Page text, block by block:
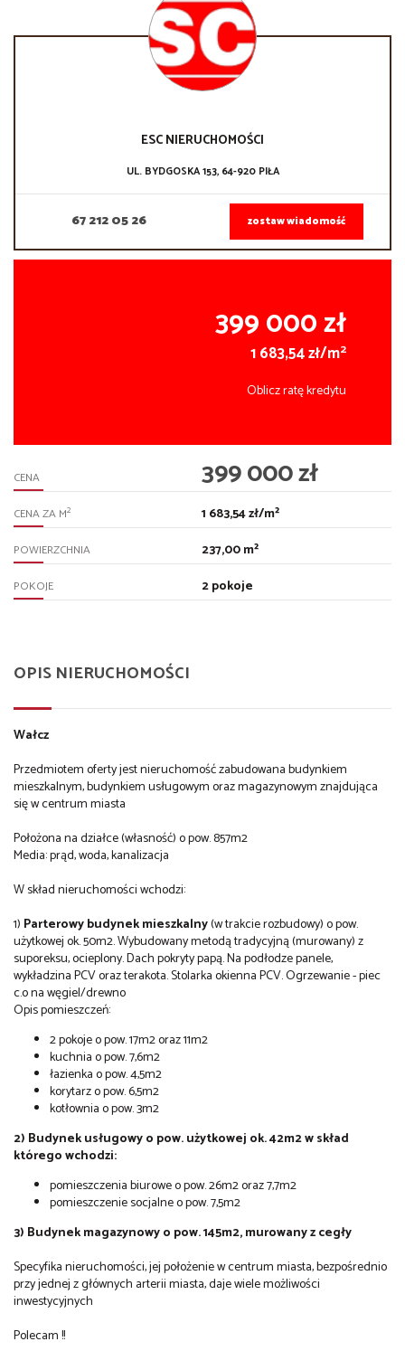
ESC NIERUCHOMOŚCI
UL. BYDGOSKA 153, 64-920 PIŁA
67 212 05 26 zostaw wiadomość
399 000 zł
1 683,54 zł/m2
Oblicz ratę kredytu
CENA 399 000 zł
CENA ZA M2 1 683,54 zł/m²
POWIERZCHNIA 237,00 m²
POKOJE 2 pokoje
OPIS NIERUCHOMOŚCI
Wałcz
Przedmiotem oferty jest nieruchomość zabudowana budynkiem
mieszkalnym, budynkiem usługowym oraz magazynowym znajdująca
się w centrum miasta
Położona na działce (własność) o pow. 857m2
Media: prąd, woda, kanalizacja
W skład nieruchomości wchodzi:
1) Parterowy budynek mieszkalny(w trakcie rozbudowy) o pow.
użytkowej ok. 50m2. Wybudowany metodą tradycyjną (murowany) z
suporeksu, ocieplony. Dach pokryty papą. Na podłodze panele,
wykładzina PCV oraz terakota. Stolarka okienna PCV. Ogrzewanie - piec
c.o na węgiel/drewno
Opis pomieszczeń:
2 pokoje o pow. 17m2 oraz 11m2
kuchnia o pow. 7,6m2
łazienka o pow. 4,5m2
korytarz o pow. 6,5m2
kotłownia o pow. 3m2
2) Budynek usługowy o pow. użytkowej ok. 42m2 w skład
którego wchodzi:
pomieszczenia biurowe o pow. 26m2 oraz 7,7m2
pomieszczenie socjalne o pow. 7,5m2
3) Budynek magazynowy o pow. 145m2, murowany z cegły
Specyfika nieruchomości, jej położenie w centrum miasta, bezpośrednio
przy jednej z głównych arterii miasta, daje wiele możliwości
inwestycyjnych
Polecam !!